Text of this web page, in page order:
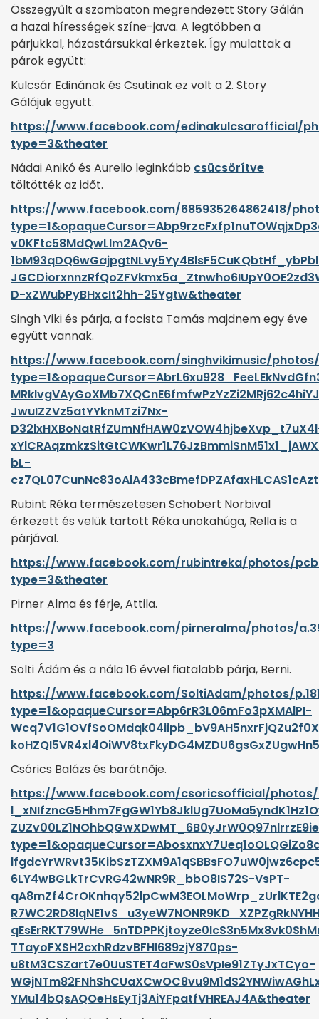
Összegyűlt a szombaton megrendezett Story Gálán
a hazai hírességek színe-java. A legtöbben a
párjukkal, házastársukkal érkeztek. Így mulattak a
párok együtt:
Kulcsár Edinának és Csutinak ez volt a 2. Story
Gálájuk együtt.
https://www.facebook.com/edinakulcsarofficial/
type=3&theater
Nádai Anikó és Aurelio leginkább csücsörítve
töltötték az időt.
https://www.facebook.com/685935264862418/
v0KFtc58MdQwLlm2AQv6-
D-xZWubPyBHxcIt2hh-25Ygtw&theater
Singh Viki és párja, a focista Tamás majdnem egy éve
együtt vannak.
https://www.facebook.com/singhvikimusic/photos/
JwuIZZVz5atYYknMTzi7Nx-
bL-
Rubint Réka természetesen Schobert Norbival
érkezett és velük tartott Réka unokahúga, Rella is a
párjával.
https://www.facebook.com/rubintreka/photos/
type=3&theater
Pirner Alma és férje, Attila.
https://www.facebook.com/pirneralma/photos/
type=3
Solti Ádám és a nála 16 évvel fiatalabb párja, Berni.
https://www.facebook.com/SoltiAdam/photos/
type=1&opaqueCursor=Abp6rR3L06mFo3pXMAlPI-
Csórics Balázs és barátnője.
https://www.facebook.com/csoricsofficial/photos/
6LY4wBGLkTrCvRG42wNR9R_bbO8IS72S-VsPT-
TTayoFXSH2cxhRdzvBFHl689zjY870ps-
u8tM3CSZart7e0UuSTET4aFwS0sVpIe91ZTyJxTCyo-
YMu14bQsAQOeHsEyTj3AiYFpatfVHREAJ4A&theater